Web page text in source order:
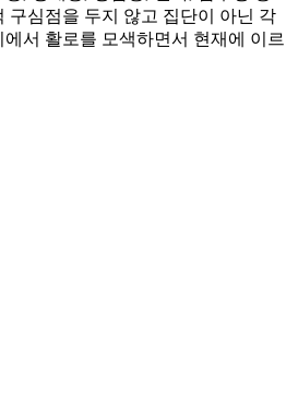
구심점을 두지 않고 집단이 아닌 각
서 활로를 모색하면서 현재에 이르